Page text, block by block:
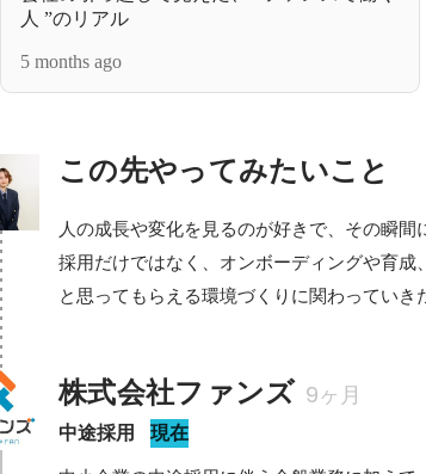
人 ”のリアル
5 months ago
この先やってみたいこと
人の成長や変化を見るのが好きで、その瞬間
採用だけではなく、オンボーディングや育成
と思ってもらえる環境づくりに関わっていき
株式会社ファンズ 9ヶ月
中途採用 現在